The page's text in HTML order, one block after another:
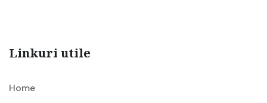
Linkuri utile
Home